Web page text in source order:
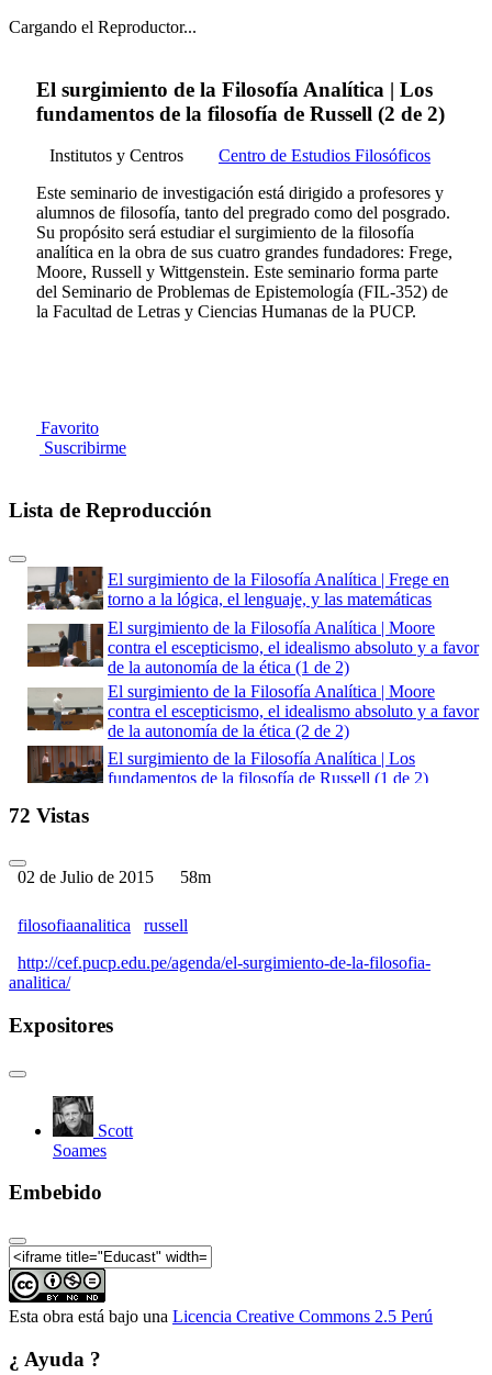
Cargando el Reproductor...
El surgimiento de la Filosofía Analítica | Los
fundamentos de la filosofía de Russell (2 de 2)
Institutos y Centros
Centro de Estudios Filosóficos
Este seminario de investigación está dirigido a profesores y
alumnos de filosofía, tanto del pregrado como del posgrado.
Su propósito será estudiar el surgimiento de la filosofía
analítica en la obra de sus cuatro grandes fundadores: Frege,
Moore, Russell y Wittgenstein. Este seminario forma parte
del Seminario de Problemas de Epistemología (FIL-352) de
la Facultad de Letras y Ciencias Humanas de la PUCP.
Favorito
Suscribirme
Lista de Reproducción
El surgimiento de la Filosofía Analítica | Frege en
torno a la lógica, el lenguaje, y las matemáticas
El surgimiento de la Filosofía Analítica | Moore
contra el escepticismo, el idealismo absoluto y a favor
de la autonomía de la ética (1 de 2)
El surgimiento de la Filosofía Analítica | Moore
contra el escepticismo, el idealismo absoluto y a favor
de la autonomía de la ética (2 de 2)
El surgimiento de la Filosofía Analítica | Los
fundamentos de la filosofía de Russell (1 de 2)
análisis lógico como un método filosófico general (1
El surgimiento de la Filosofía Analítica | El uso del
de 4)
de 4)
lingüístico de Wittgenstein (1 de 4)
El surgimiento de la Filosofía Analítica | El giro
72 Vistas
02 de Julio de 2015 58m
filosofiaanalitica
russell
http://cef.pucp.edu.pe/agenda/el-surgimiento-de-la-filosofia-
analitica/
Expositores
Scott
Soames
Embebido
Esta obra está bajo una Licencia Creative Commons 2.5 Perú
¿ Ayuda ?